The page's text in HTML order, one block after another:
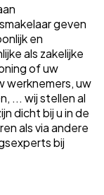
geven
en
als zakelijke
of uw
werknemers, uw
... wij stellen al
dicht bij u in de
als via andere
bij